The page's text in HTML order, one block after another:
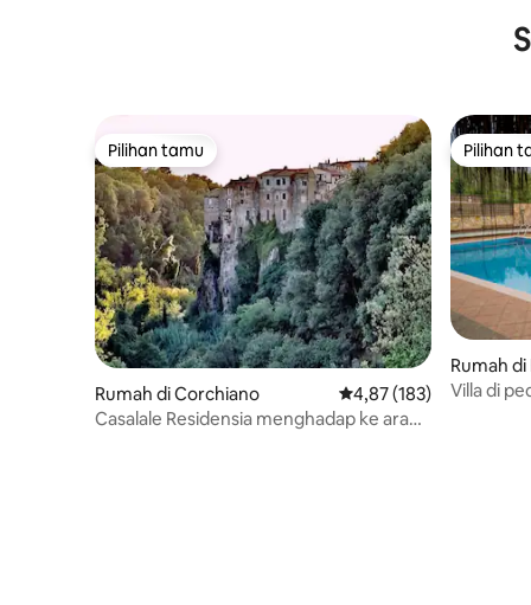
Pilihan tamu
Pilihan tamu
Rumah di Corchiano Nilai rata-rata 4,87 dari
4,87 (183)
Casalale Residensia menghadap ke arah
Pilihan
Pilihan
Rumah
Villa di